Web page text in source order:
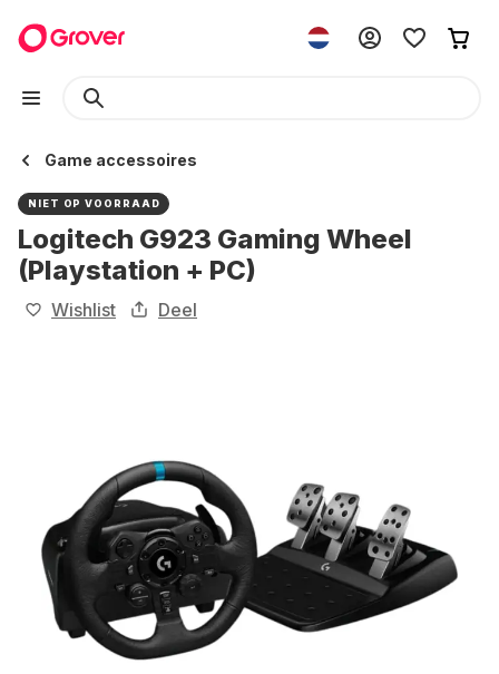
Game accessoires
NIET OP VOORRAAD
Logitech G923 Gaming Wheel
(Playstation + PC)
Wishlist Deel